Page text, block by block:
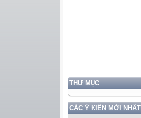
THƯ MỤC
CÁC Ý KIẾN MỚI NHẤT